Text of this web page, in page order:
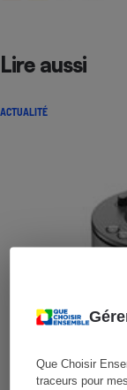
Que Choisir
traceurs pour
Lire aussi
ACTUALITÉ